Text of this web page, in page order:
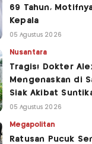
69 Tahun,
Kepala
05 Agustus 2026
Nusantara
Tragis! Dokter
Mengenaskan di
Siak Akibat
05 Agustus 2026
Megapolitan
Ratusan Pucuk